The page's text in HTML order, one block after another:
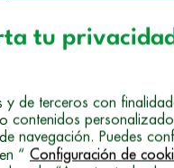
adquirir
tu
y de terceros con
contenidos
navegación. Puedes
“ Configuración de